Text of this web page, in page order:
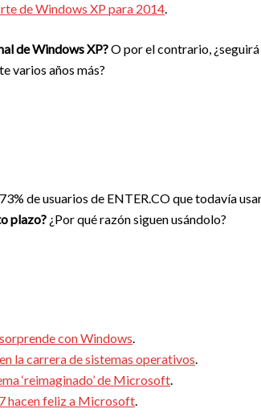
de Windows XP para 2014.
de Windows XP?O por el contrario,
varios años más?
de usuarios de ENTER.CO que todavía
plazo? ¿Por qué razón siguen usándolo?
con Windows.
la carrera de sistemas operativos.
‘reimaginado’ de Microsoft.
hacen feliz a Microsoft.